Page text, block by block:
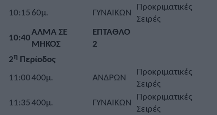
10:1560μ. ΓΥΝΑΙΚΩΝ
Προκριματικές
Σειρές
10:40
ΑΛΜΑ ΣΕ
ΜΗΚΟΣ
ΕΠΤΑΘΛΟ
2
2η Περίοδος
11:00400μ. ΑΝΔΡΩΝ
Προκριματικές
Σειρές
11:35400μ. ΓΥΝΑΙΚΩΝ
Προκριματικές
Σειρές